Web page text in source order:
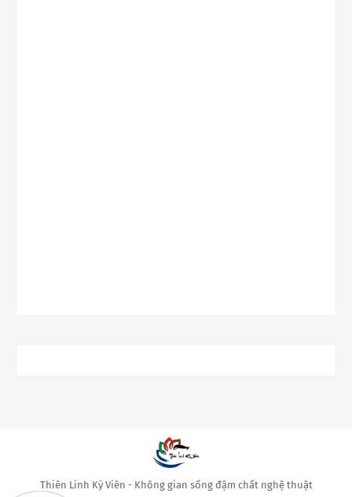
Thiên Linh Kỳ Viên - Không gian sống đậm chất nghệ thuật